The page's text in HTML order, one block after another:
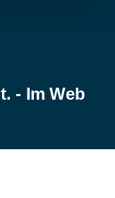
- Im Web